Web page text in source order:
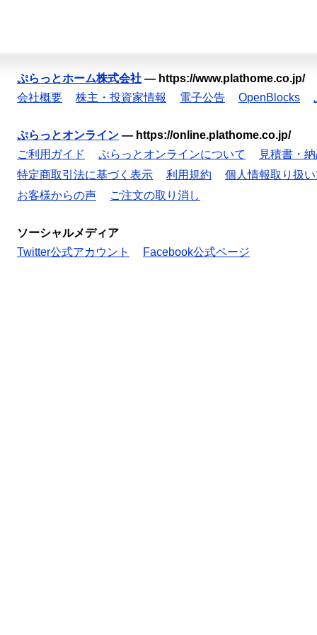
ぷらっとホーム株式会社 — https://www.plathome.co.jp/
会社概要
株主・投資家情報 電子公告 OpenBlocks
ぷらっとオンライン — https://online.plathome.co.jp/
ご利用ガイド
ぷらっとオンラインについて 見積書・
特定商取引法に基づく表示
利用規約 個人情報取り扱
お客様からの声
ご注文の取り消し
ソーシャルメディア
Twitter公式アカウント
Facebook公式ページ